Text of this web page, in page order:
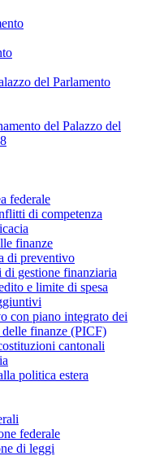
del Parlamento
del Palazzo del
federale
di competenza
finanze
di preventivo
di gestione finanziaria
e limite di spesa
con piano integrato dei
finanze (PICF)
cantonali
politica estera
federale
di leggi